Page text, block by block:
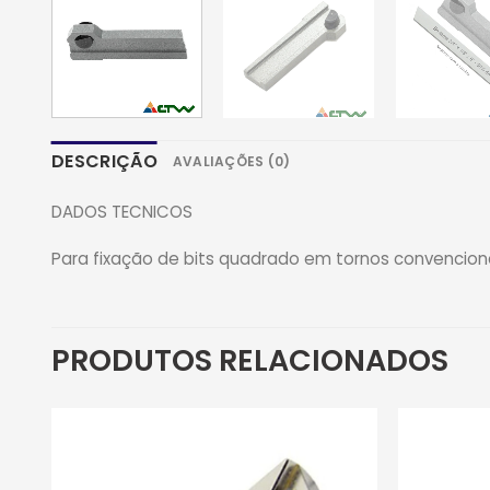
DESCRIÇÃO AVALIAÇÕES (0)
DADOS TECNICOS
Para fixação de bits quadrado em tornos
PRODUTOS RELACIONADOS